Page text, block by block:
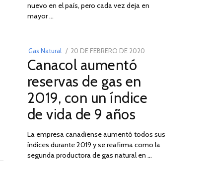
2022
nuevo en el país, pero cada vez deja en
mayor …
03
Gas Natural
POSTED
ON
20 DE FEBRERO DE 2020
2025
Canacol aumentó
reservas de gas en
2019, con un índice
de vida de 9 años
La empresa canadiense aumentó todos sus
índices durante 2019 y se reafirma como la
segunda productora de gas natural en …